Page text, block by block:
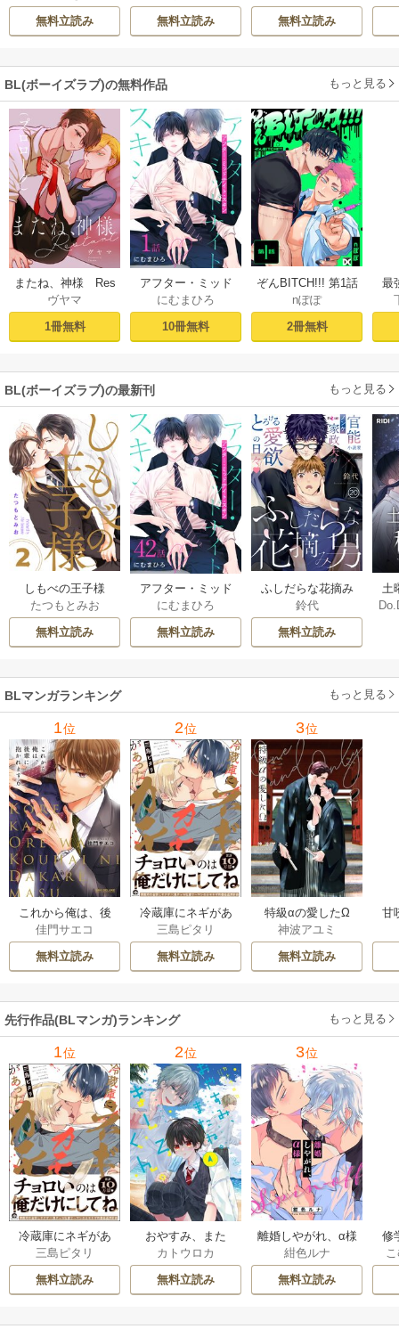
無料立読み
無料立読み
無料立読み
BL(ボーイズラブ)の無料作品 もっと見る
またね、神様 Res
tart［ばら売り］
プロローグ
ヴヤマ
1冊無料
アフター・ミッド
ナイト・スキン
［ばら売り］ 第1話
にむまひろ
10冊無料
ぞんBITCH!!! 第1話
nぽぽ
2冊無料
最
BL(ボーイズラブ)の最新刊 もっと見る
しもべの王子様
【描き下ろしおま
け付き特装版】 2巻
たつもとみお
無料立読み
アフター・ミッド
ナイト・スキン
［ばら売り］ 42巻
にむまひろ
無料立読み
ふしだらな花摘み
男 20巻
鈴代
無料立読み
土
上
BLマンガランキング もっと見る
1位
これから俺は、後
輩に抱かれます
佳門サエコ
無料立読み
2位
冷蔵庫にネギがあ
ったカモ
三島ピタリ
無料立読み
3位
特級αの愛したΩ
神波アユミ
無料立読み
甘
先行作品(BLマンガ)ランキング もっと見る
1位
冷蔵庫にネギがあ
ったカモ
三島ピタリ
無料立読み
2位
おやすみ、また
ね。ましろくん。
【電子限定漫画付
き】
カトウロカ
無料立読み
3位
離婚しやがれ、α様
紺色ルナ
無料立読み
修